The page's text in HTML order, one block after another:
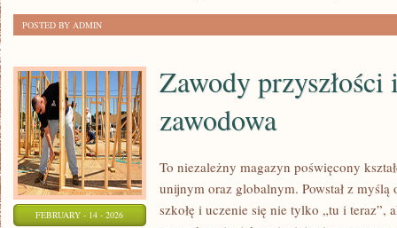
POSTED BY ADMIN
FEBRUARY - 14 - 2026
Zawody przyszłości
zawodowa
To niezależny magazyn poświęcony
unijnym oraz globalnym. Powstał z
szkołę i uczenie się nie tylko „tu i teraz”,